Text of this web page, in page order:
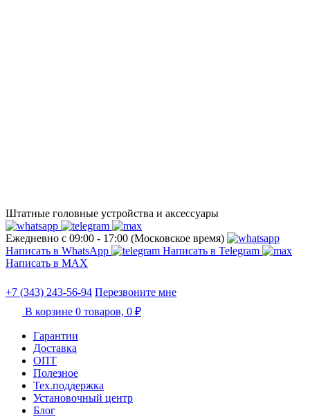
Штатные головные устройства и аксессуары
Ежедневно с 09:00 - 17:00 (Московское время)
Написать в WhatsApp
Написать в Telegram
Написать в МАХ
+7 (343) 243-56-94 Перезвоните мне
В корзине 0 товаров, 0 ₽
Гарантии
Доставка
ОПТ
Полезное
Тех.поддержка
Установочный центр
Блог